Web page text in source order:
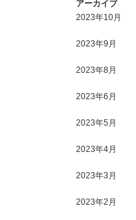
アーカイブ
2023年10月
2023年9月
2023年8月
2023年6月
2023年5月
2023年4月
2023年3月
2023年2月